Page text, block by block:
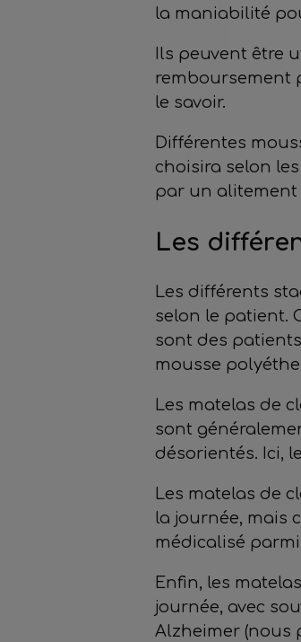
la maniabilité
Ils peuvent être
remboursement
le savoir.
Différentes
choisira selon
par un alitement
Les
Les différents
selon le patient.
sont des
mousse
Les matelas de
sont
désorientés. Ici,
Les matelas de
la journée, mais
médicalisé
Enfin, les
journée, avec
Alzheimer (nous